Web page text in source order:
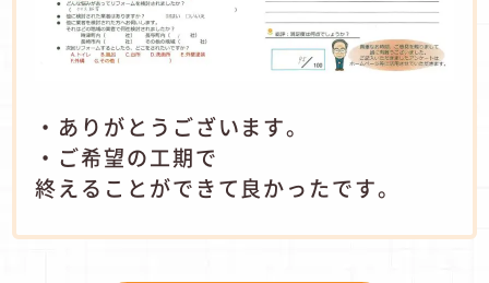
・ありがとうございます。
・ご希望の工期で
終えることができて良かったです。